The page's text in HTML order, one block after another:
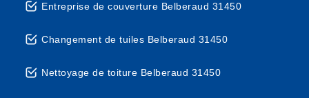
Entreprise de couverture Belberaud 31450
Changement de tuiles Belberaud 31450
Nettoyage de toiture Belberaud 31450